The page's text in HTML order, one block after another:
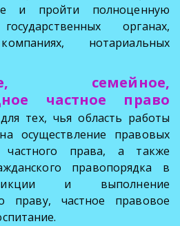
и пройти полноценную
органах,
нотариальных
семейное,
частное право
тех, чья область работы
осуществление правовых
права, а также
правопорядка в
и выполнение
праву, частное правовое